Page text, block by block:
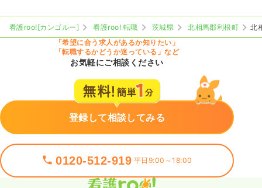
看護roo![カンゴルー] 看護roo! 転職 茨城県 北相馬郡利根町
北
「希望に合う求人があるか知りたい」
「転職するかどうか迷っている」など
お気軽にご相談ください
登録して相談してみる
0120-512-919 平日9:00～18:00